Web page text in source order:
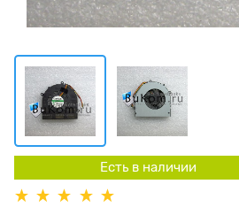
Есть в наличии